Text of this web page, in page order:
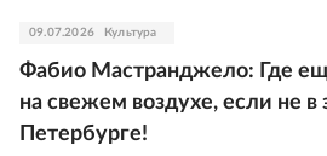
09.07.2026 Культура
Фабио Мастранджело: Где
на свежем воздухе, если не в
Петербурге!